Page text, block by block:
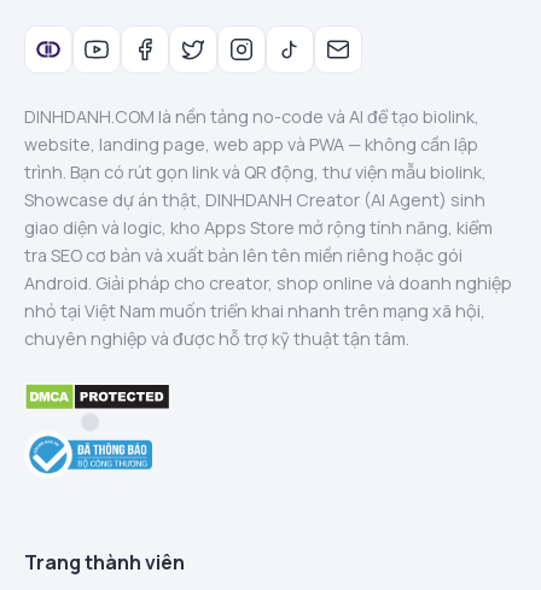
DINHDANH.COM là nền tảng no-code và AI để tạo biolink,
website, landing page, web app và PWA — không cần lập
trình. Bạn có rút gọn link và QR động, thư viện mẫu biolink,
Showcase dự án thật, DINHDANH Creator (AI Agent) sinh
giao diện và logic, kho Apps Store mở rộng tính năng, kiểm
tra SEO cơ bản và xuất bản lên tên miền riêng hoặc gói
Android. Giải pháp cho creator, shop online và doanh nghiệp
nhỏ tại Việt Nam muốn triển khai nhanh trên mạng xã hội,
chuyên nghiệp và được hỗ trợ kỹ thuật tận tâm.
Trang thành viên